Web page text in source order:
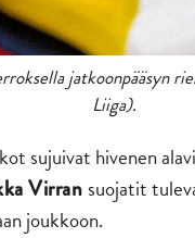
jatkoonpääsyn
Liiga).
sujuivat hivenen
Virran suojatit
joukkoon.